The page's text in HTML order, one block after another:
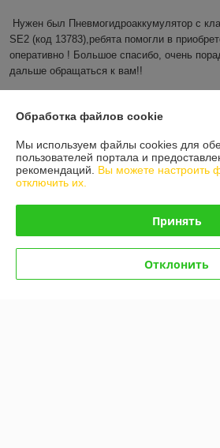
Нужен был Пневмогидроаккумулятор с
SE2 (код 13783),ребята помогли в
оперативно ! Большое спасибо, очень
дальше обращаться к вам!!
О нас
Обработка файлов cookie
Мы используем файлы cookies для
пользователей портала и
рекомендаций. Вы можете настроить
отключить их.
Принять
Отклонить